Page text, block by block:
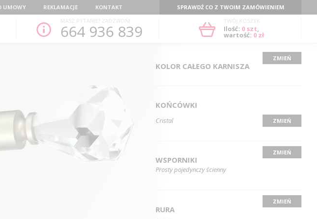
UMOWY REKLAMACJE KONTAKT
SPRAWDŹ CO Z TWOIM ZAMÓWIENIEM
MASZ PYTANIE? ZADZWOŃ!
664 936 839
TWÓJ KOSZYK
Ilość: 0szt,
wartość: 0 zł
KOLOR CAŁEGO KARNISZA
ZMIEŃ
KOŃCÓWKI
Cristal ZMIEŃ
WSPORNIKI
Prosty pojedynczy ścienny
ZMIEŃ
RURA
ZMIEŃ